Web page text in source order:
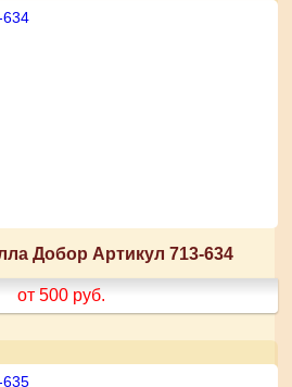
Добор Артикул 713-634
от 500 руб.